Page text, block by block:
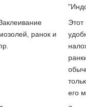
ранок и
Этот
его